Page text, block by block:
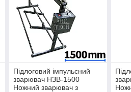
Підлоговий імпульсний
зварювач НЗВ-1500
Ножний зварювач з